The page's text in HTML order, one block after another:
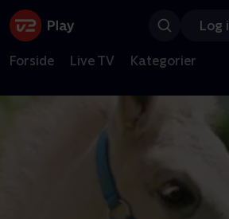
Log
Forside Live TV Kategorier